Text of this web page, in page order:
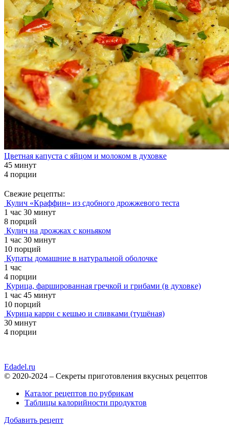
Цветная капуста с яйцом и молоком в духовке
45 минут
4 порции
Свежие рецепты:
Кулич «Краффин» из сдобного дрожжевого теста
1 час 30 минут
8 порций
Кулич на дрожжах с коньяком
1 час 30 минут
10 порций
Купаты домашние в натуральной оболочке
1 час
4 порции
Курица, фаршированная гречкой и грибами (в духовке)
1 час 45 минут
10 порций
Курица карри с кешью и сливками (тушёная)
30 минут
4 порции
Edadel.ru
© 2020-2024 – Секреты приготовления вкусных рецептов
Каталог рецептов по рубрикам
Таблицы калорийности продуктов
Добавить рецепт